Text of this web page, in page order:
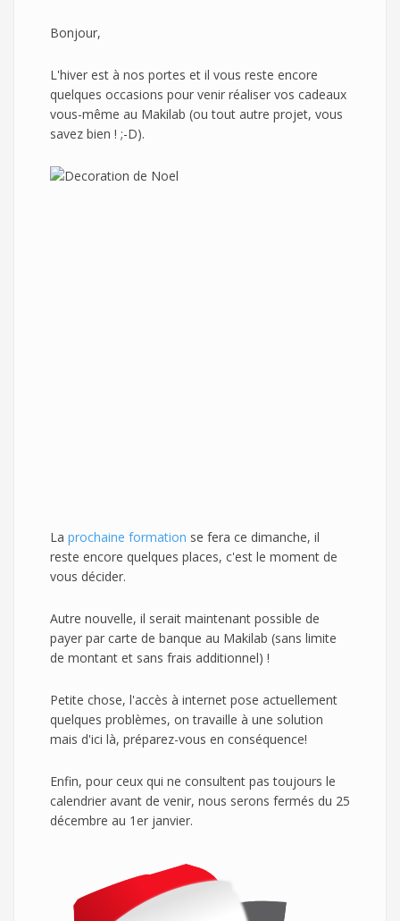
Bonjour,
L'hiver est à nos portes et il vous reste encore
quelques occasions pour venir réaliser vos cadeaux
vous-même au Makilab (ou tout autre projet, vous
savez bien ! ;-D).
La prochaine formation se fera ce dimanche, il
reste encore quelques places, c'est le moment de
vous décider.
Autre nouvelle, il serait maintenant possible de
payer par carte de banque au Makilab (sans limite
de montant et sans frais additionnel) !
Petite chose, l'accès à internet pose actuellement
quelques problèmes, on travaille à une solution
mais d'ici là, préparez-vous en conséquence!
Enfin, pour ceux qui ne consultent pas toujours le
calendrier avant de venir, nous serons fermés du 25
décembre au 1er janvier.